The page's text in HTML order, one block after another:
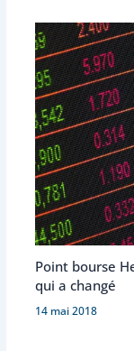
Point bourse
qui a changé
14 mai 2018